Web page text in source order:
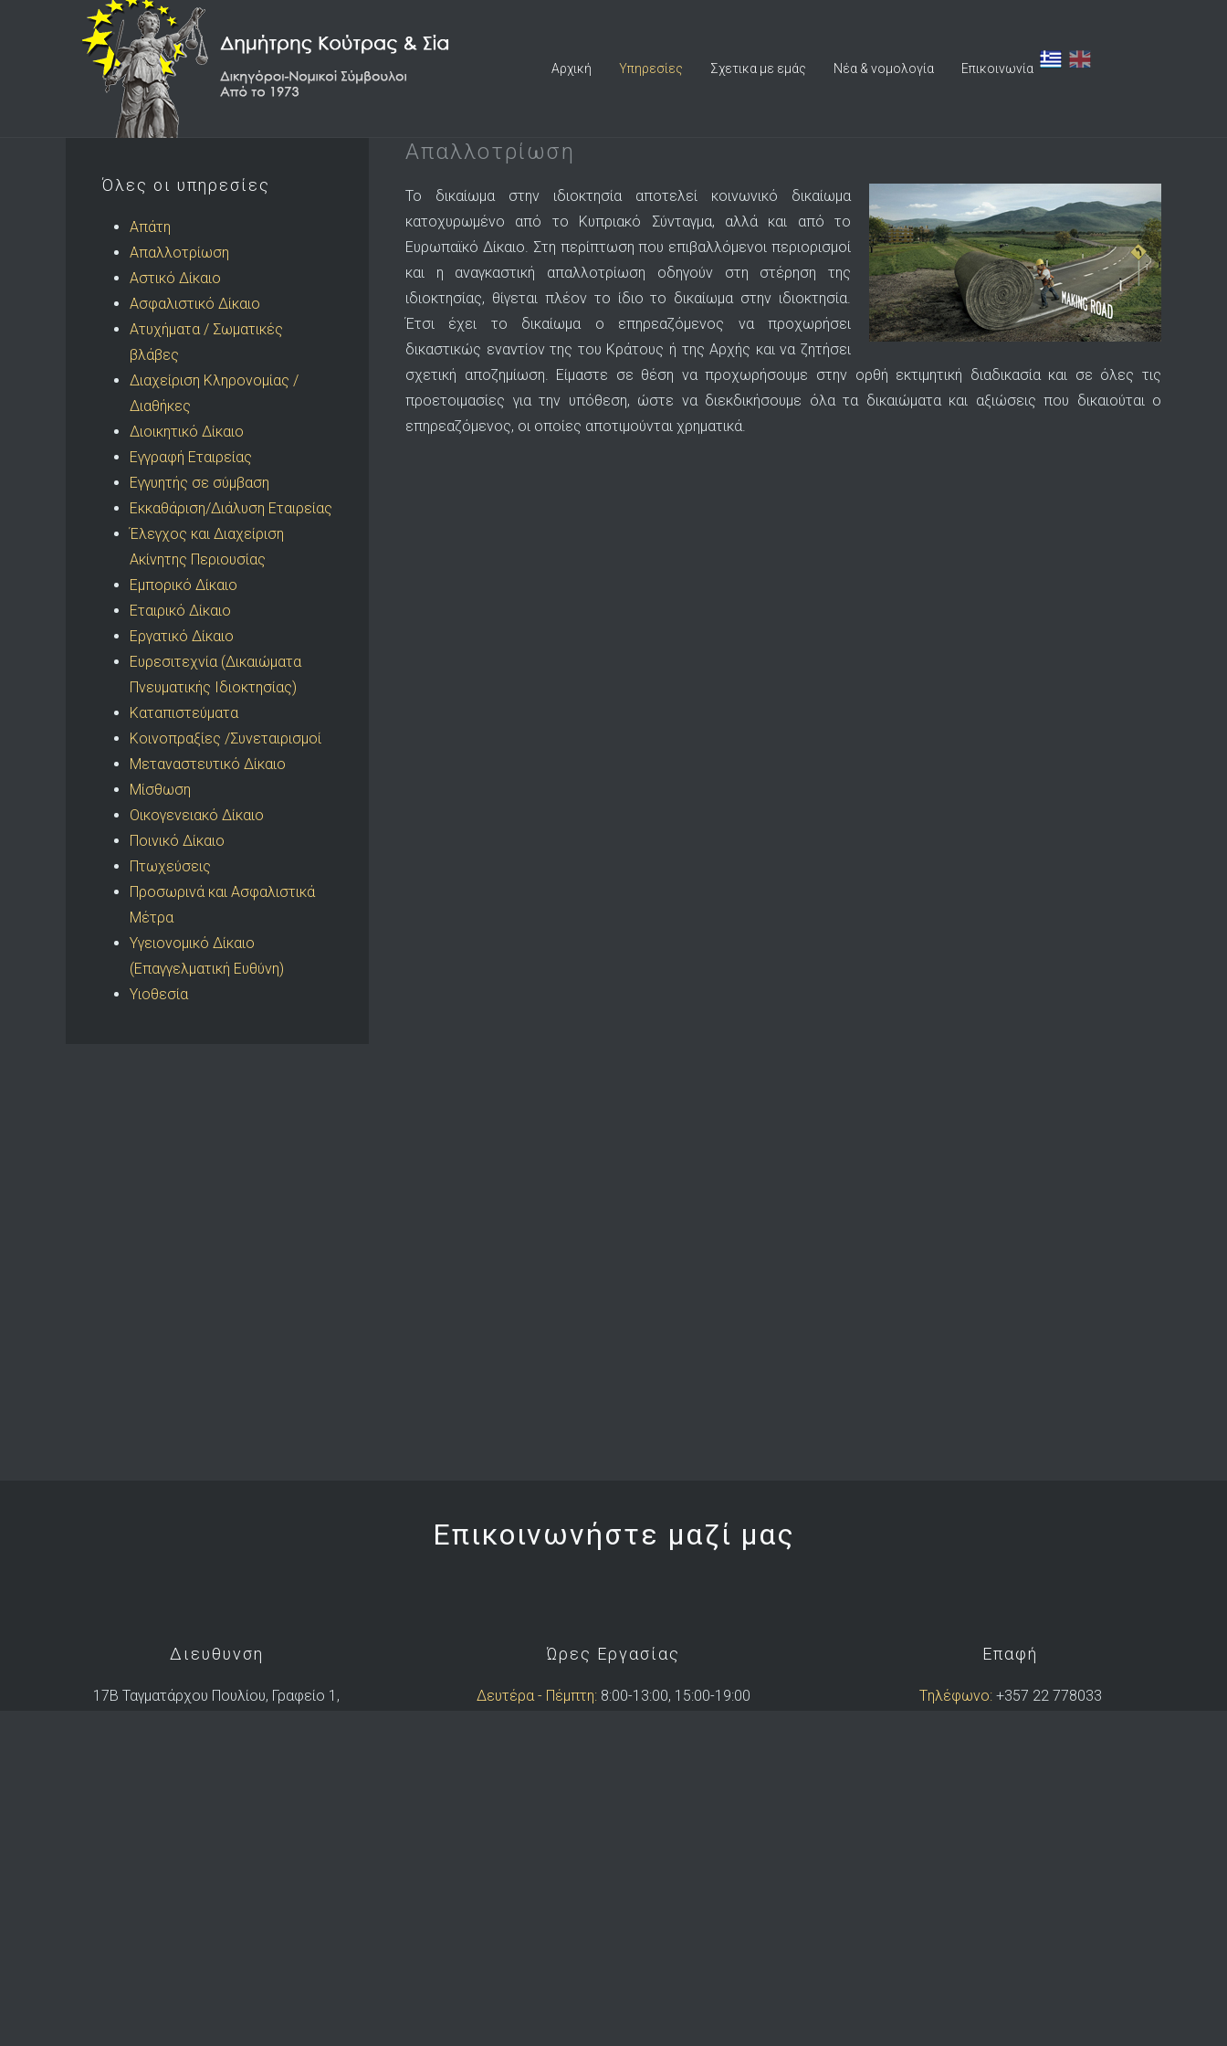
Αρχική Υπηρεσίες Σχετικα με εμάς Νέα & νομολογία Επικοινωνία
Απαλλοτρίωση
Το δικαίωμα στην ιδιοκτησία αποτελεί κοινωνικό δικαίωμα
κατοχυρωμένο από το Κυπριακό Σύνταγμα, αλλά και από το
Ευρωπαϊκό Δίκαιο. Στη περίπτωση που επιβαλλόμενοι περιορισμοί
και η αναγκαστική απαλλοτρίωση οδηγούν στη στέρηση της
ιδιοκτησίας, θίγεται πλέον το ίδιο το δικαίωμα στην ιδιοκτησία.
Έτσι έχει το δικαίωμα ο επηρεαζόμενος να προχωρήσει
δικαστικώς εναντίον της του Κράτους ή της Αρχής και να ζητήσει
σχετική αποζημίωση. Είμαστε σε θέση να προχωρήσουμε στην ορθή εκτιμητική διαδικασία και σε όλες τις
προετοιμασίες για την υπόθεση, ώστε να διεκδικήσουμε όλα τα δικαιώματα και αξιώσεις που δικαιούται ο
επηρεαζόμενος, οι οποίες αποτιμούνται χρηματικά.
Όλες οι υπηρεσίες
Απάτη
Απαλλοτρίωση
Αστικό Δίκαιο
Ασφαλιστικό Δίκαιο
Ατυχήματα / Σωματικές
βλάβες
Διαχείριση Κληρονομίας /
Διαθήκες
Διοικητικό Δίκαιο
Εγγραφή Εταιρείας
Εγγυητής σε σύμβαση
Εκκαθάριση/Διάλυση Εταιρείας
Έλεγχος και Διαχείριση
Ακίνητης Περιουσίας
Εμπορικό Δίκαιο
Εταιρικό Δίκαιο
Εργατικό Δίκαιο
Ευρεσιτεχνία (Δικαιώματα
Πνευματικής Ιδιοκτησίας)
Καταπιστεύματα
Κοινοπραξίες /Συνεταιρισμοί
Μεταναστευτικό Δίκαιο
Μίσθωση
Οικογενειακό Δίκαιο
Ποινικό Δίκαιο
Πτωχεύσεις
Προσωρινά και Ασφαλιστικά
Μέτρα
Υγειονομικό Δίκαιο
(Επαγγελματική Ευθύνη)
Υιοθεσία
Επικοινωνήστε μαζί μας
Διευθυνση
17B Ταγματάρχου Πουλίου, Γραφείο 1,
Ώρες Εργασίας
Δευτέρα - Πέμπτη: 8:00-13:00, 15:00-19:00
Επαφή
Tηλέφωνο: +357 22 778033